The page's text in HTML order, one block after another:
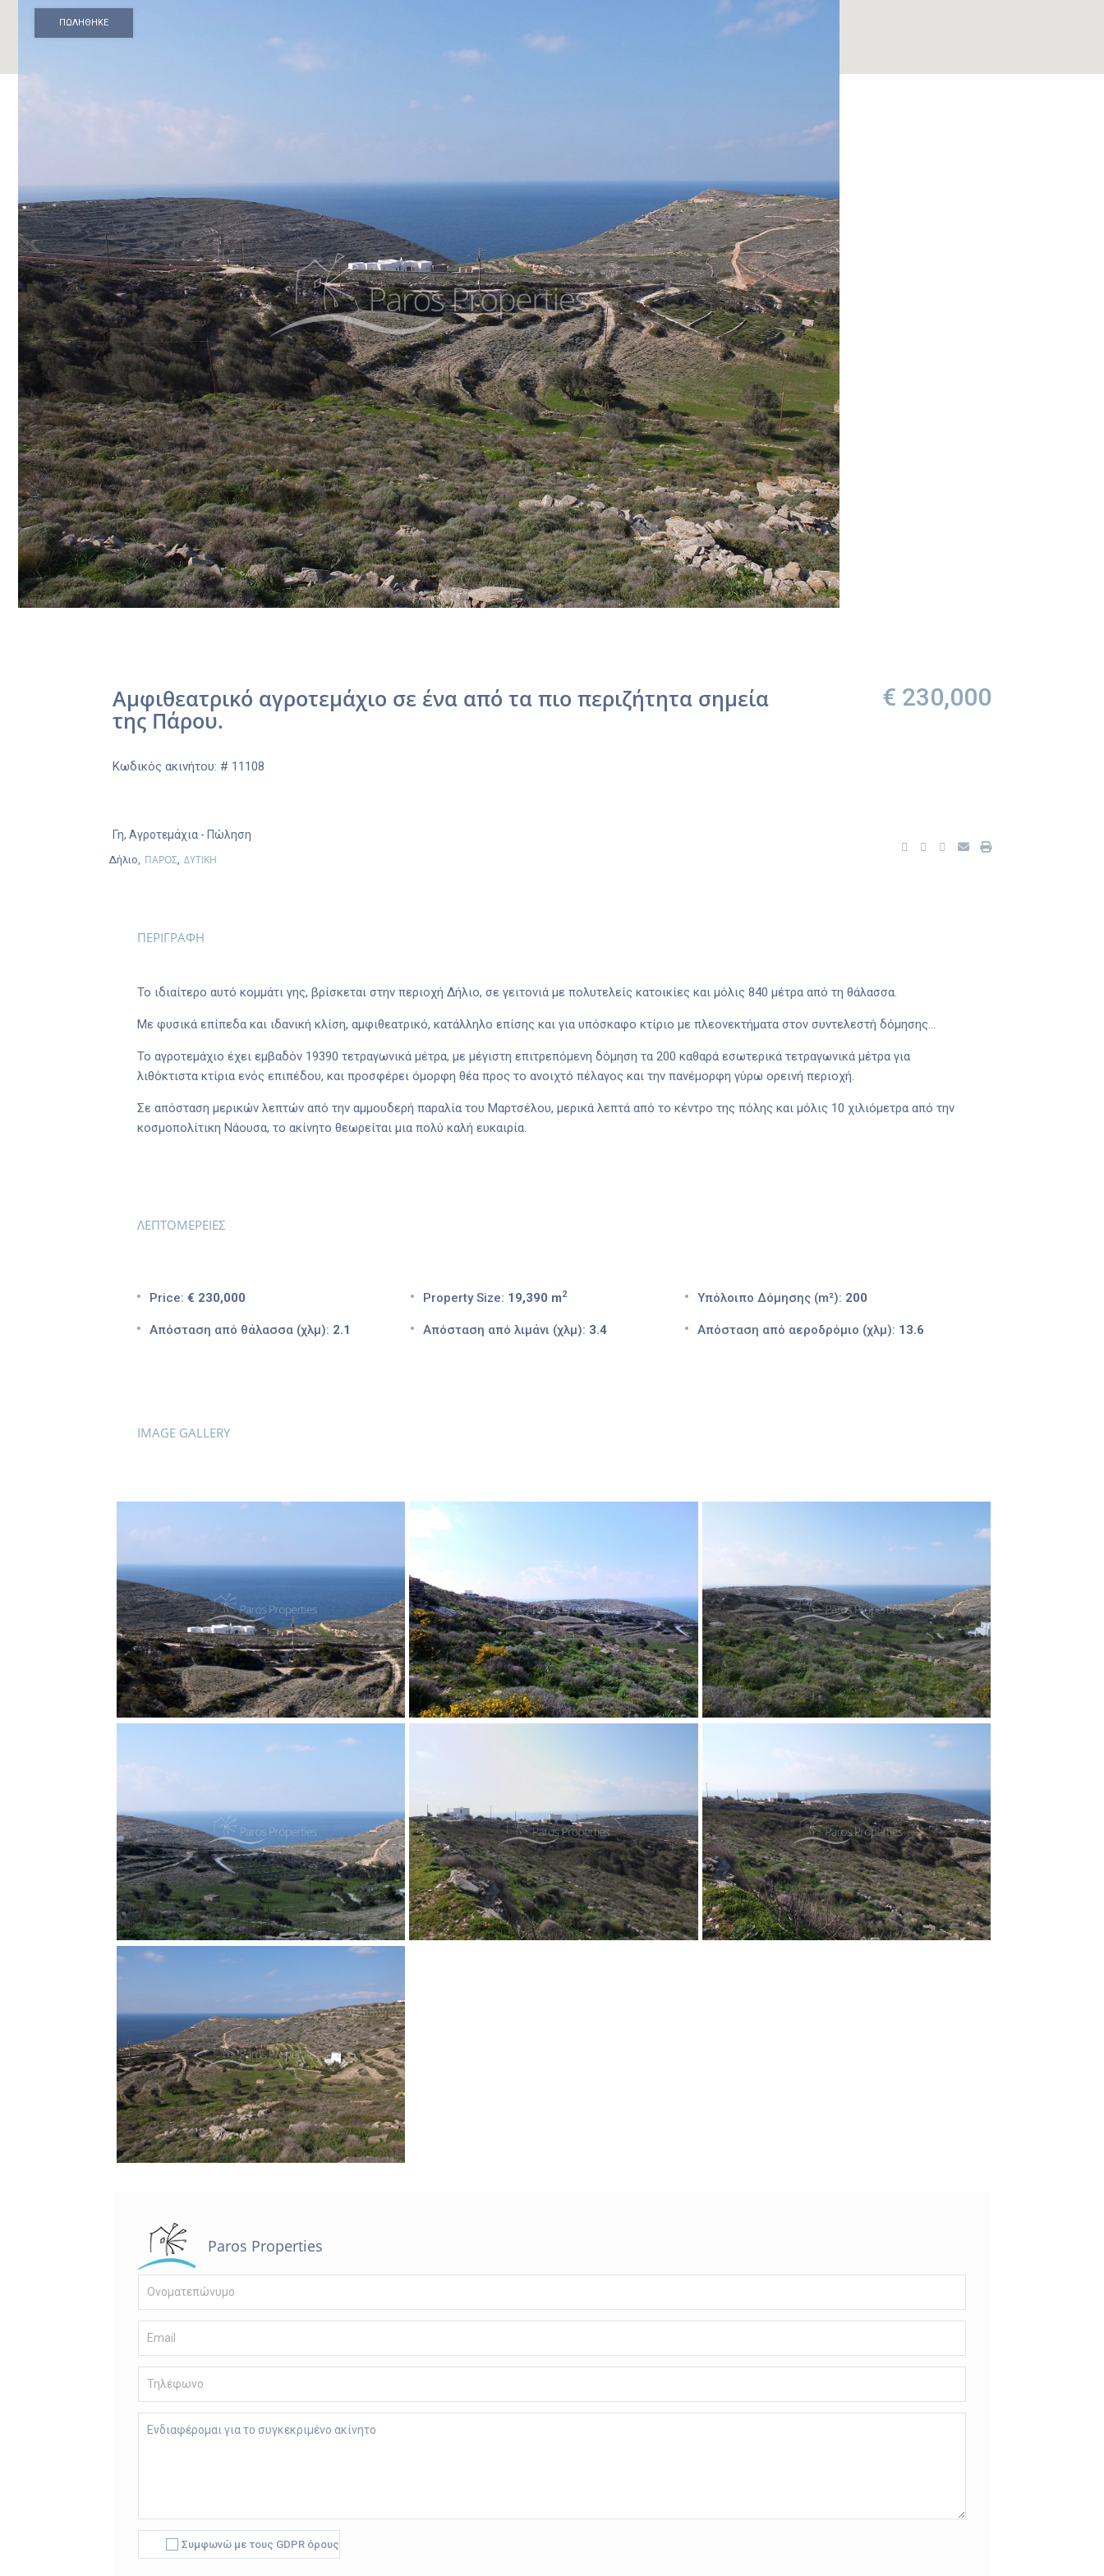
ΠΩΛΗΘΗΚΕ
Aμφιθεατρικό αγροτεμάχιο σε ένα από τα πιο περιζήτητα σημεία
της Πάρου.
€ 230,000
Κωδικός ακινήτου: # 11108
Γη, Αγροτεμάχια - Πώληση
Δήλιο, ΠΑΡΟΣ ΔΥΤΙΚΗ
ΠΕΡΙΓΡΑΦΗ
Το ιδιαίτερο αυτό κομμάτι γης, βρίσκεται στην περιοχή Δήλιο, σε γειτονιά με πολυτελείς κατοικίες και μόλις 840 μέτρα από τη θάλασσα.
Με φυσικά επίπεδα και ιδανική κλίση, αμφιθεατρικό, κατάλληλο επίσης και για υπόσκαφο κτίριο με πλεονεκτήματα στον συντελεστή δόμησης…
Το αγροτεμάχιο έχει εμβαδόν 19390 τετραγωνικά μέτρα, με μέγιστη επιτρεπόμενη δόμηση τα 200 καθαρά εσωτερικά τετραγωνικά μέτρα για
λιθόκτιστα κτίρια ενός επιπέδου, και προσφέρει όμορφη θέα προς το ανοιχτό πέλαγος και την πανέμορφη γύρω ορεινή περιοχή.
Σε απόσταση μερικών λεπτών από την αμμουδερή παραλία του Μαρτσέλου, μερικά λεπτά από το κέντρο της πόλης και μόλις 10 χιλιόμετρα από την
κοσμοπολίτικη Νάουσα, το ακίνητο θεωρείται μια πολύ καλή ευκαιρία.
ΛΕΠΤΟΜΕΡΕΙΕΣ
Price: € 230,000 Property Size: 19,390 m2 Υπόλοιπο Δόμησης (m²): 200
Απόσταση από θάλασσα (χλμ): 2.1 Απόσταση από λιμάνι (χλμ): 3.4 Απόσταση από αεροδρόμιο (χλμ): 13.6
IMAGE GALLERY
Paros Properties
Συμφωνώ με τους GDPR όρους